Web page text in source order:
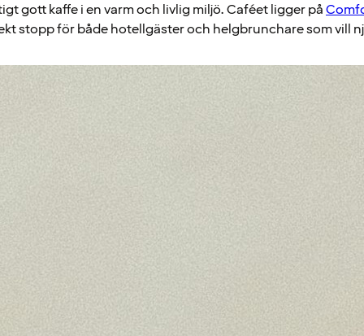
gott kaffe i en varm och livlig miljö. Caféet ligger på
stopp för både hotellgäster och helgbrunchare som vill